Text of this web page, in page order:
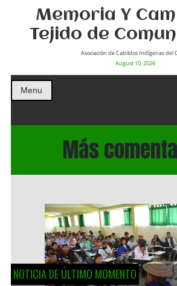
Memoria Y
Tejido de
Asociación de Cabildos Indìgenas del
August 10, 2026
Menu
Más
NOTICIA DE ÚLTIMO MOMENTO